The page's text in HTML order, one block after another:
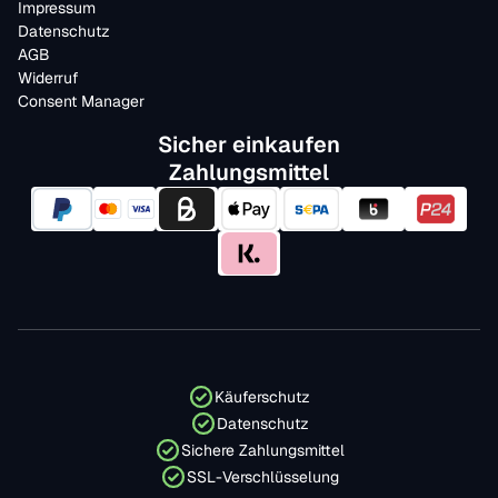
Impressum
Datenschutz
AGB
Widerruf
Consent Manager
Sicher einkaufen
Zahlungsmittel
Käuferschutz
Datenschutz
Sichere Zahlungsmittel
SSL-Verschlüsselung